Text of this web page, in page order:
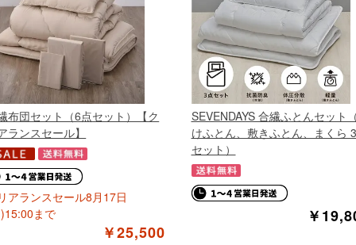
布団セット（6点セット）【ク
ランスセール】
アランスセール8月17日
まで
￥25,500
SEVENDAYS 合繊ふとんセット
けふとん、敷きふとん、まくら
セット）
￥